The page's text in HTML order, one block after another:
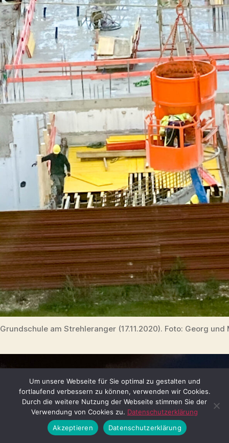
Grundschule am Strehleranger (17.11.2020). Foto: Georg und
Um unsere Webseite für Sie optimal zu gestalten und
fortlaufend verbessern zu können, verwenden wir Cookies.
Durch die weitere Nutzung der Webseite stimmen Sie der
Verwendung von Cookies zu. Datenschutzerklärung
Akzeptieren
Datenschutzerklärung